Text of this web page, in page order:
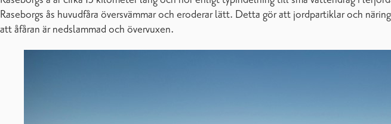
Raseborgs ås huvudfåra översvämmar och eroderar lätt. Detta gör att jordpartiklar och
att åfåran är nedslammad och övervuxen.